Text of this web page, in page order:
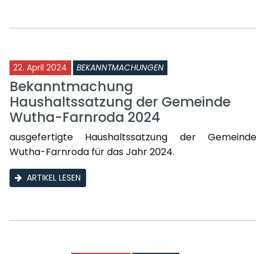
22. April 2024 BEKANNTMACHUNGEN
Bekanntmachung
Haushaltssatzung der Gemeinde
Wutha-Farnroda 2024
ausgefertigte Haushaltssatzung der Gemeinde
Wutha-Farnroda für das Jahr 2024.
ARTIKEL LESEN